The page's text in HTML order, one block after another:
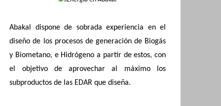
Abakal dispone de sobrada experiencia en el
diseño de los procesos de generación de Biogás
y Biometano, e Hidrógeno a partir de estos, con
el objetivo de aprovechar al máximo los
subproductos de las EDAR que diseña.